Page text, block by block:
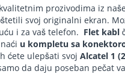
prozivodima iz
svoj originalni ekran.
i za vaš telefon. Flet kabl
u kompletu sa
ćete ulepšati svoj Alcatel 1
da daju poseban pečat